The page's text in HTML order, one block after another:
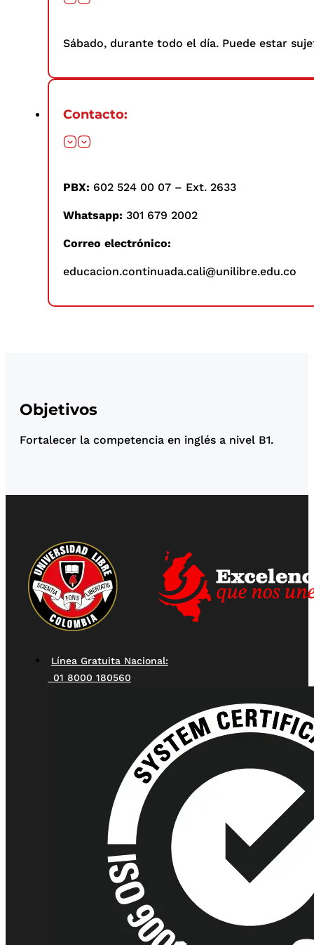
Sábado, durante todo el día. Puede estar
Contacto:
PBX: 602 524 00 07 – Ext. 2633
Whatsapp: 301 679 2002
Correo electrónico:
educacion.continuada.cali@unilibre.edu.co
Objetivos
Fortalecer la competencia en inglés a nivel B1.
Línea Gratuita Nacional:
01 8000 180560